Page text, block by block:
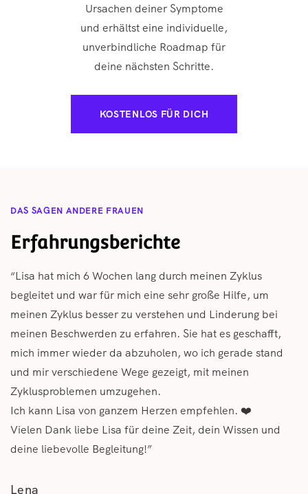
Ursachen deiner Symptome
und erhältst eine individuelle,
unverbindliche Roadmap für
deine nächsten Schritte.
KOSTENLOS FÜR DICH
DAS SAGEN ANDERE FRAUEN
Erfahrungsberichte
“Lisa hat mich 6 Wochen lang durch meinen Zyklus
begleitet und war für mich eine sehr große Hilfe, um
meinen Zyklus besser zu verstehen und Linderung bei
meinen Beschwerden zu erfahren. Sie hat es geschafft,
mich immer wieder da abzuholen, wo ich gerade stand
und mir verschiedene Wege gezeigt, mit meinen
Zyklusproblemen umzugehen.
Ich kann Lisa von ganzem Herzen empfehlen. ❤️
Vielen Dank liebe Lisa für deine Zeit, dein Wissen und
deine liebevolle Begleitung!”
Lena
"Lisa überzeugt durch großes Fachwissen, welches sie
super verständlich vermittelt. Der Kurs ist super gut
aufbereitet, das zusätzliche Angebot an Ad-ons
fantastisch. Sie ist immer ansprechbar und liefert
wertvolle Impulse. Danke."